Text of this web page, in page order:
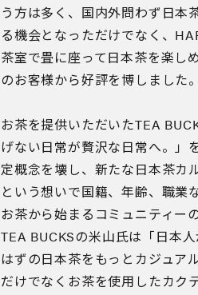
う方は多く、国内外問わず日本
る機会となっただけでなく、
茶室で畳に座って日本茶を楽し
のお客様から好評を博しました。
お茶を提供いただいたTEA
げない日常が贅沢な日常へ。」
定概念を壊し、新たな日本茶カ
という想いで国籍、年齢、職業
お茶から始まるコミュニティー
TEA BUCKSの米山氏は「日本
はずの日本茶をもっとカジュア
だけでなくお茶を使用したカク